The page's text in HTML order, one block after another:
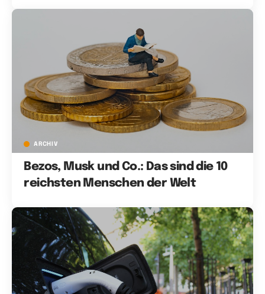
ARCHIV
Bezos, Musk und Co.: Das sind die 10
reichsten Menschen der Welt